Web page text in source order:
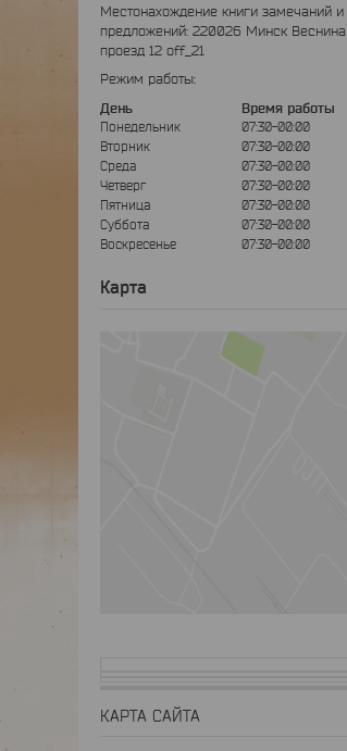
Местонахождение книги замечаний и
предложений: 220026 Минск Веснина
проезд 12 off_21
Режим работы:
День Время работы
Понедельник
07:30-00:00
Вторник
07:30-00:00
Среда
07:30-00:00
Четверг
07:30-00:00
Пятница
07:30-00:00
Суббота
07:30-00:00
Воскресенье
07:30-00:00
Карта
КАРТА САЙТА